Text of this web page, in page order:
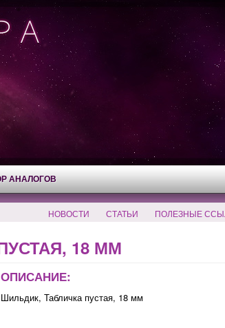
АНАЛОГОВ
НОВОСТИ СТАТЬИ ПОЛЕЗНЫЕ
18 ММ
ОПИСАНИЕ:
Шильдик, Табличка пустая, 18 мм